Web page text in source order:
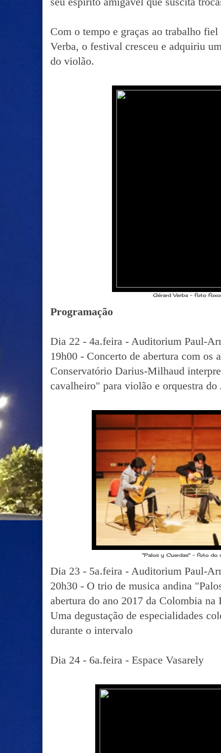
Com o tempo e graças ao trabalho
Verba, o festival cresceu e adquiriu
do violão.
Gérard Verba - foto
Programação
Dia 22 - 4a.feira - Auditorium Paul-
19h00 - Concerto de abertura com os
Conservatório Darius-Milhaud
cavalheiro" para violão e orquestra
"Palos y Cuerdas" - foto do
Dia 23 - 5a.feira - Auditorium Paul-
20h30 - O trio de musica andina
abertura do ano 2017 da Colombia na
Uma degustação de especialidades
durante o intervalo
Dia 24 - 6a.feira - Espace Vasarely